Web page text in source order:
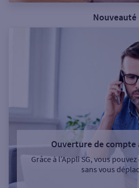
Nouveauté
Ouverture de compte
Grâce à l’Appli SG, vous
sans vous